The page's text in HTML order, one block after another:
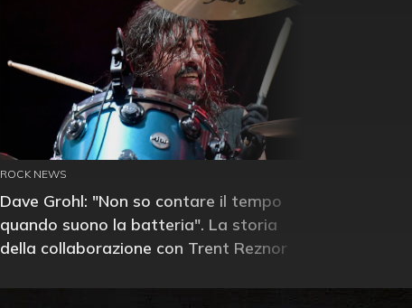
ROCK NEWS
Dave Grohl: "Non so contare il tempo
quando suono la batteria". La storia
della collaborazione con Trent Reznor